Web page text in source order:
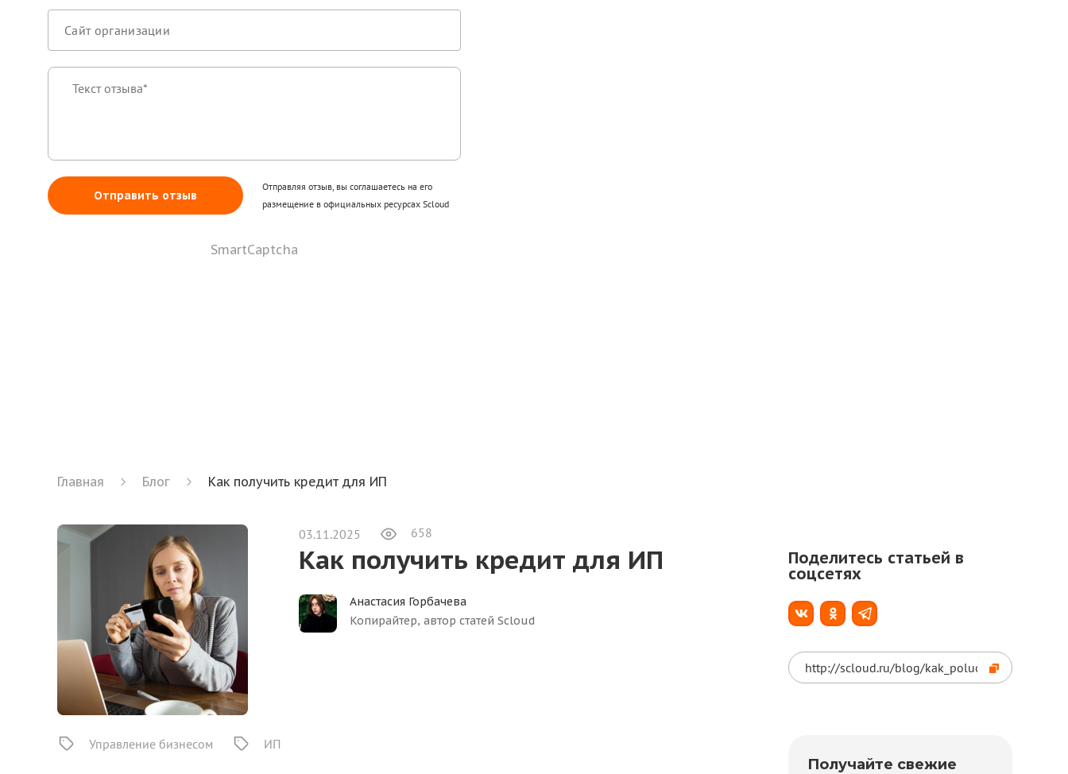
Отправить отзыв
Отправляя отзыв, вы соглашаетесь на его
размещение в официальных ресурсах Scloud
SmartCaptcha
Главная Блог Как получить кредит для ИП
03.11.2025 658
Как получить кредит для ИП
Анастасия Горбачева
Копирайтер, автор статей Scloud
Управление бизнесом ИП
Поделитесь статьей в
соцсетях
Получайте свежие